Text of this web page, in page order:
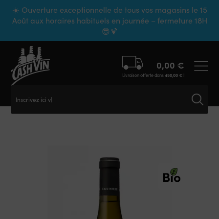
☀️ Ouverture exceptionnelle de tous vos magasins le 15
Août aux horaires habituels en journée – fermeture 18H
😎🍹
Inscrivez ici vot
0,00 €
Livraison offerte dans450,00 €!
Panneau de gestion des cookies